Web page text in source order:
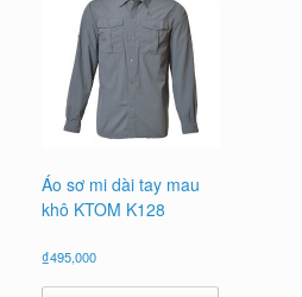
Áo sơ mi dài tay mau
khô KTOM K128
₫495,000